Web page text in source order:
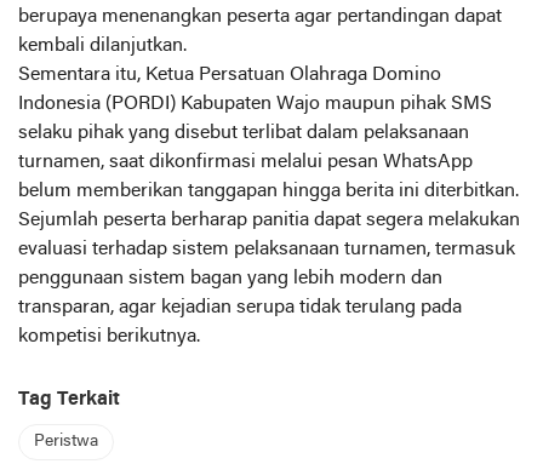
berupaya menenangkan peserta agar pertandingan dapat
kembali dilanjutkan.
Sementara itu, Ketua Persatuan Olahraga Domino
Indonesia (PORDI) Kabupaten Wajo maupun pihak SMS
selaku pihak yang disebut terlibat dalam pelaksanaan
turnamen, saat dikonfirmasi melalui pesan WhatsApp
belum memberikan tanggapan hingga berita ini diterbitkan.
Sejumlah peserta berharap panitia dapat segera melakukan
evaluasi terhadap sistem pelaksanaan turnamen, termasuk
penggunaan sistem bagan yang lebih modern dan
transparan, agar kejadian serupa tidak terulang pada
kompetisi berikutnya.
Tag Terkait
Peristwa